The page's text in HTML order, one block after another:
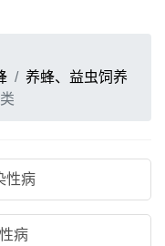
养蜂、益虫饲养
性病
病